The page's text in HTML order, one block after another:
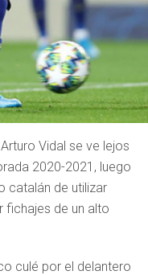
Vidal se ve lejos
2020-2021, luego
catalán de utilizar
fichajes de un alto
culé por el delantero